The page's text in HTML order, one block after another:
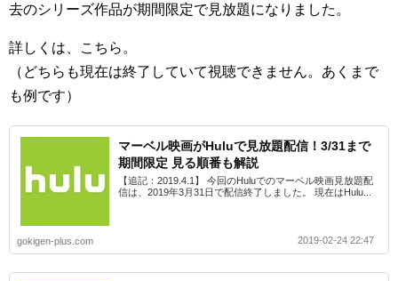
去のシリーズ作品が期間限定で見放題になりました。
詳しくは、こちら。
（どちらも現在は終了していて視聴できません。あくまで
も例です）
マーベル映画がHuluで見放題配信！3/31まで
期間限定 見る順番も解説
【追記：2019.4.1】 今回のHuluでのマーベル映画見放題配
信は、2019年3月31日で配信終了しました。 現在はHulu...
gokigen-plus.com 2019-02-24 22:47